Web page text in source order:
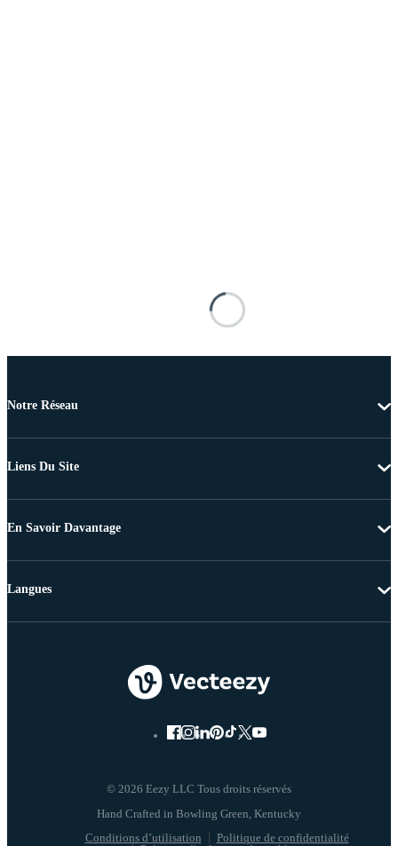
Notre Réseau
Liens Du Site
En Savoir Davantage
© 2026 Eezy LLC Tous droits réservés
Conditions d’utilisation
Politique de confidentialité
Langues